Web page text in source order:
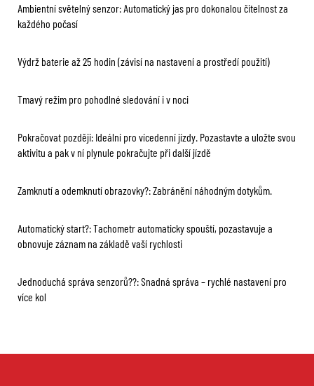
Ambientní světelný senzor: Automatický jas pro dokonalou čitelnost za
každého počasí
Výdrž baterie až 25 hodin (závisí na nastavení a prostředí použití)
Tmavý režim pro pohodlné sledování i v noci
Pokračovat později: Ideální pro vícedenní jízdy. Pozastavte a uložte svou
aktivitu a pak v ní plynule pokračujte při další jízdě
Zamknutí a odemknutí obrazovky?: Zabránění náhodným dotykům.
Automatický start?: Tachometr automaticky spouští, pozastavuje a
obnovuje záznam na základě vaší rychlosti
Jednoduchá správa senzorů??: Snadná správa – rychlé nastavení pro
více kol